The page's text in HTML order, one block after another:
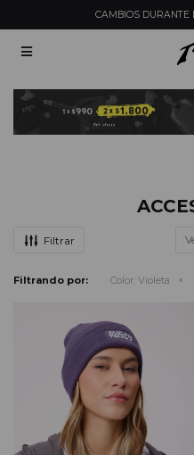
CAMBIOS DURANTE

Filtrando por: Color: Violeta